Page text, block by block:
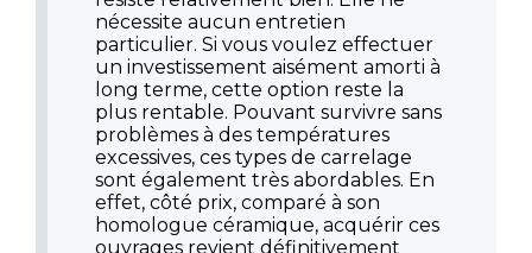
nécessite aucun entretien
particulier. Si vous voulez effectuer
un investissement aisément amorti à
long terme, cette option reste la
plus rentable. Pouvant survivre sans
problèmes à des températures
excessives, ces types de carrelage
sont également très abordables. En
effet, côté prix, comparé à son
homologue céramique, acquérir ces
ouvrages revient définitivement